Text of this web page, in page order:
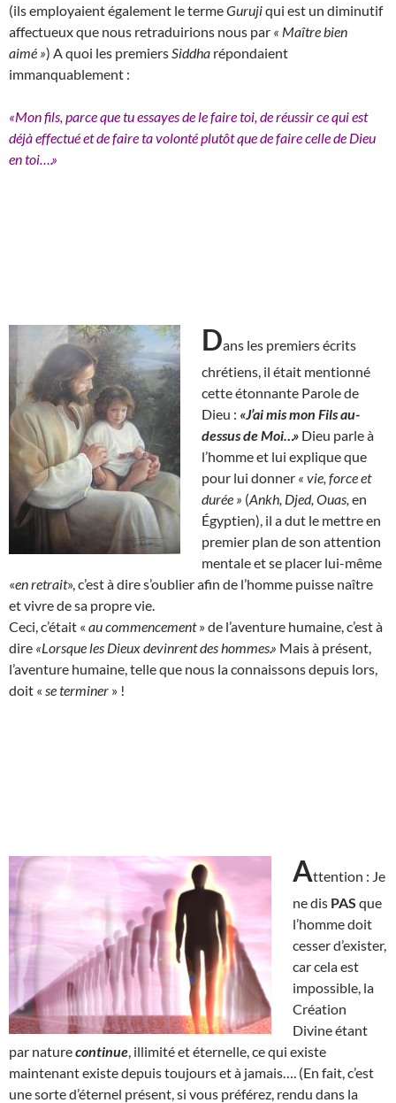
(ils employaient également le termeGurujiqui est un diminutif
affectueux que nous retraduirions nous par « Maître bien
aimé ») A quoi les premiers Siddha répondaient
immanquablement :
«Mon fils, parce que tu essayes de le faire toi, de réussir ce qui est
déjà effectué et de faire ta volonté plutôt que de faire celle de Dieu
en toi….»
Dans les premiers écrits
chrétiens, il était mentionné
cette étonnante Parole de
Dieu : «J’ai mis mon Fils au-
dessus de Moi…» Dieu parle à
l’homme et lui explique que
pour lui donner « vie, force et
durée » (Ankh, Djed, Ouas, en
Égyptien), il a dut le mettre en
premier plan de son attention
mentale et se placer lui-même
«en retrait», c’est à dire s’oublier afin de l’homme puisse naître
et vivre de sa propre vie.
Ceci, c’était « au commencement» de l’aventure humaine, c’est à
dire «Lorsque les Dieux devinrent des hommes.» Mais à présent,
l’aventure humaine, telle que nous la connaissons depuis lors,
doit « se terminer » !
Attention : Je
ne dis PAS que
l’homme doit
cesser d’exister,
car cela est
impossible, la
Création
Divine étant
par naturecontinue , illimité et éternelle, ce qui existe
maintenant existe depuis toujours et à jamais…. (En fait, c’est
une sorte d’éternel présent, si vous préférez, rendu dans la